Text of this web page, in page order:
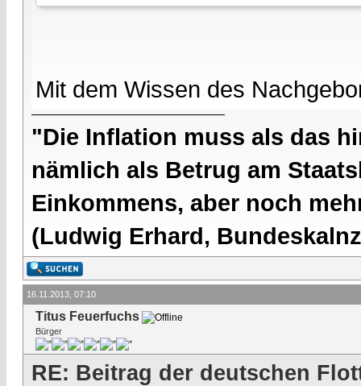
Mit dem Wissen des
"Die Inflation muss als das
nämlich als Betrug am
Einkommens, aber noch
(Ludwig Erhard,
16.11.2013, 07:10
Titus Feuerfuchs
Bürger
RE: Beitrag der deutschen